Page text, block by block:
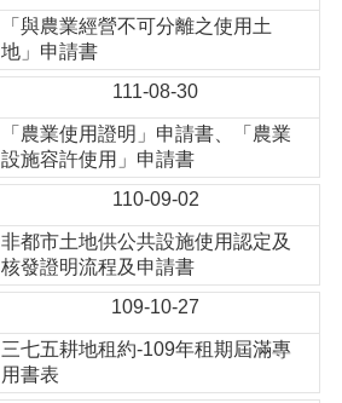
「與農業經營不可分離之使用土
地」申請書
111-08-30
「農業使用證明」申請書、「農業
設施容許使用」申請書
110-09-02
非都市土地供公共設施使用認定及
核發證明流程及申請書
109-10-27
三七五耕地租約-109年租期屆滿專
用書表